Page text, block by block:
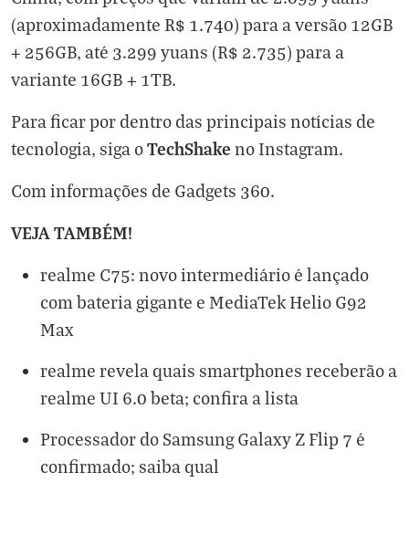
(aproximadamente R$ 1.740) para a versão 12GB
+ 256GB, até 3.299 yuans (R$ 2.735) para a
variante 16GB + 1TB.
Para ficar por dentro das principais notícias de
tecnologia, siga oTechShake no Instagram.
Com informações de Gadgets 360.
VEJA TAMBÉM!
realme C75: novo intermediário é lançado
com bateria gigante e MediaTek Helio G92
Max
realme revela quais smartphones receberão a
realme UI 6.0 beta; confira a lista
Processador do Samsung Galaxy Z Flip 7 é
confirmado; saiba qual